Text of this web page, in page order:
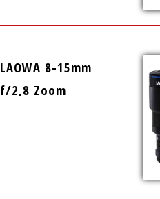
LAOWA 8-15mm
f/2,8 Zoom